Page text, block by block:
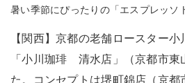
暑い季節にぴったりの「エスプレッソ
【関西】京都の老舗ロースター小
「小川珈琲 清水店」（京都市東
た。コンセプトは堺町錦店（京都